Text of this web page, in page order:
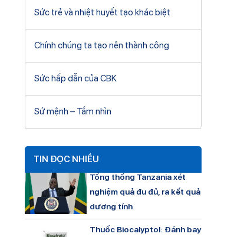
Sức trẻ và nhiệt huyết tạo khác biệt
Chính chúng ta tạo nên thành công
Sức hấp dẫn của CBK
Sứ mệnh – Tầm nhìn
TIN ĐỌC NHIỀU
Tổng thống Tanzania xét
nghiệm quả đu đủ, ra kết quả
dương tính
Thuốc Biocalyptol: Đánh bay